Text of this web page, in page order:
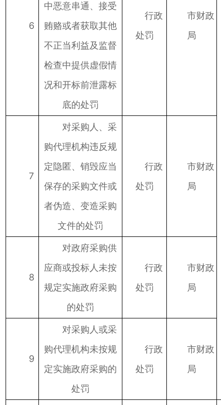
6
中恶意串通、接受
贿赂或者获取其他
不正当利益及监督
检查中提供虚假情
况和开标前泄露标
底的处罚
行政
处罚
市财政
局
7
对采购人、采
购代理机构违反规
定隐匿、销毁应当
保存的采购文件或
者伪造、变造采购
文件的处罚
行政
处罚
市财政
局
8
对政府采购供
应商或投标人未按
规定实施政府采购
的处罚
行政
处罚
市财政
局
9
对采购人或采
购代理机构未按规
定实施政府采购的
处罚
行政
处罚
市财政
局